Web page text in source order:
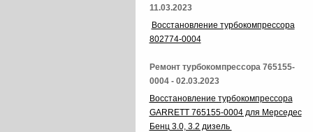
11.03.2023
Восстановление турбокомпрессора
802774-0004
Ремонт турбокомпрессора 765155-
0004 - 02.03.2023
Восстановление турбокомпрессора
GARRETT 765155-0004 для Мерседес
Бенц 3.0, 3.2 дизель